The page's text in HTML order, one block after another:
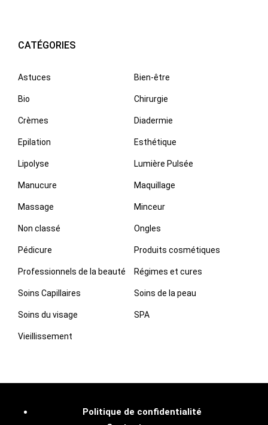
CATÉGORIES
Astuces Bien-être
Bio Chirurgie
Crèmes Diadermie
Epilation Esthétique
Lipolyse Lumière Pulsée
Manucure Maquillage
Massage Minceur
Non classé Ongles
Pédicure Produits cosmétiques
Professionnels de la beauté Régimes et cures
Soins Capillaires Soins de la peau
Soins du visage SPA
Vieillissement
Politique de confidentialité